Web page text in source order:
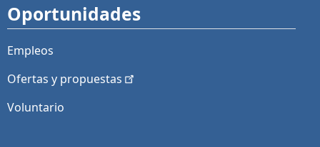
Oportunidades
Empleos
Ofertas y propuestas
Voluntario